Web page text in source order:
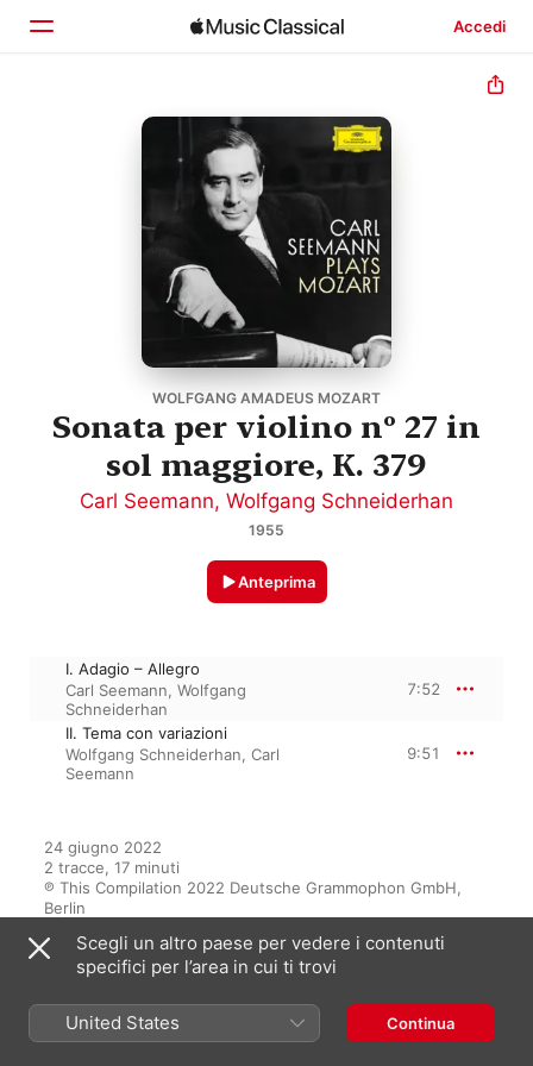
Accedi
WOLFGANG AMADEUS MOZART
Sonata per violino nº 27 in
sol maggiore, K. 379
Carl Seemann, Wolfgang Schneiderhan
1955
Anteprima
I. Adagio – Allegro
Carl Seemann, Wolfgang
Schneiderhan
7:52
II. Tema con variazioni
Wolfgang Schneiderhan, Carl
Seemann
9:51
24 giugno 2022
2 tracce, 17 minuti
℗ This Compilation 2022 Deutsche Grammophon GmbH,
Berlin
Dall’album
Scegli un altro paese per vedere i contenuti
specifici per l’area in cui ti trovi
United States Continua